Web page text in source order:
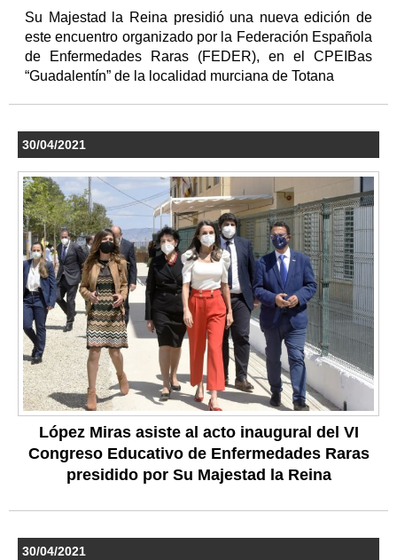
Su Majestad la Reina presidió una nueva edición de
este encuentro organizado por la Federación Española
de Enfermedades Raras (FEDER), en el CPEIBas
“Guadalentín” de la localidad murciana de Totana
30/04/2021
López Miras asiste al acto inaugural del VI
Congreso Educativo de Enfermedades Raras
presidido por Su Majestad la Reina
30/04/2021